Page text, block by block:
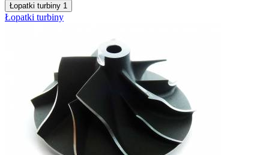
Łopatki turbiny 1
Łopatki turbiny